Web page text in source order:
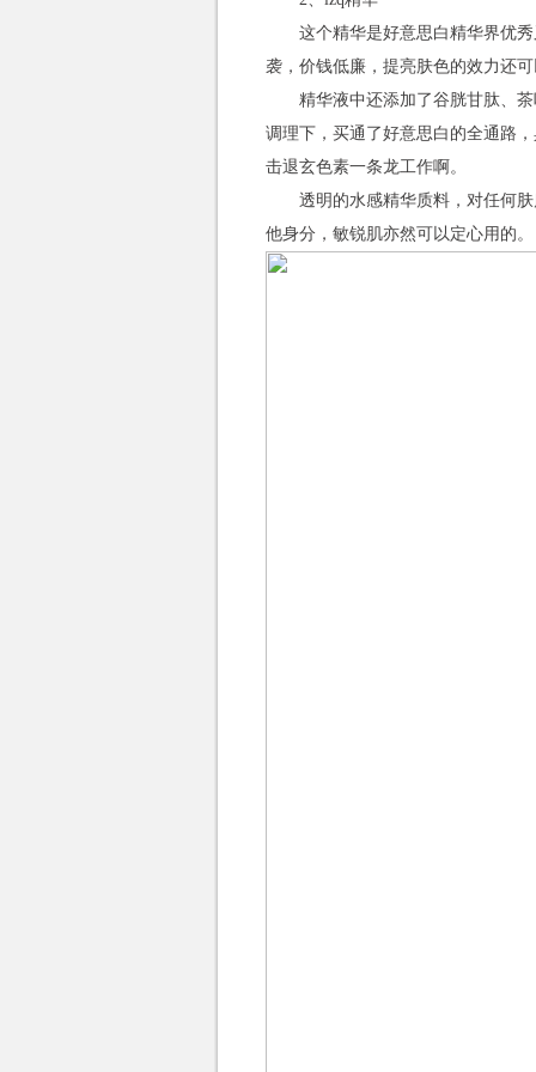
这个精华是好意思白精华界优
袭，价钱低廉，提亮肤色的效力还
精华液中还添加了谷胱甘肽、
调理下，买通了好意思白的全通路
击退玄色素一条龙工作啊。
透明的水感精华质料，对任何
他身分，敏锐肌亦然可以定心用的。